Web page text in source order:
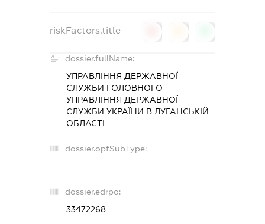
riskFactors.title
dossier.fullName:
УПРАВЛІННЯ ДЕРЖАВНОЇ
СЛУЖБИ ГОЛОВНОГО
УПРАВЛІННЯ ДЕРЖАВНОЇ
СЛУЖБИ УКРАЇНИ В ЛУГАНСЬКІЙ
ОБЛАСТІ
dossier.opfSubType:
-
dossier.edrpo:
33472268